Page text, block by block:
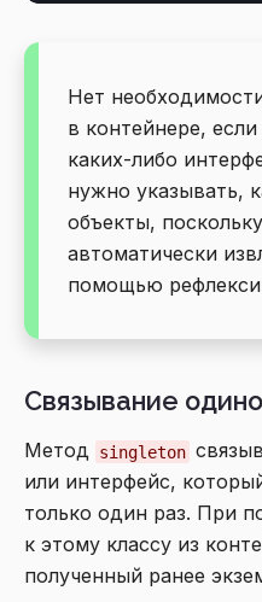
Нет
в контейнере,
каких-либо
нужно указывать,
объекты,
автоматически
помощью
Связывание
Метод singleton
или интерфейс,
только один раз. При
к этому классу из
полученный ранее